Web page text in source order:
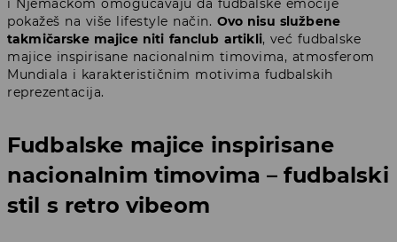
pokažeš na više lifestyle način. Ovo nisu službene
takmičarske majice niti fanclub artikli, već fudbalske
majice inspirisane nacionalnim timovima, atmosferom
Mundiala i karakterističnim motivima fudbalskih
reprezentacija.
Fudbalske majice inspirisane
nacionalnim timovima – fudbalski
stil s retro vibeom